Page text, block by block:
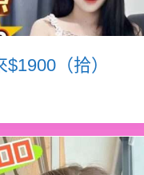
$1900（拾）